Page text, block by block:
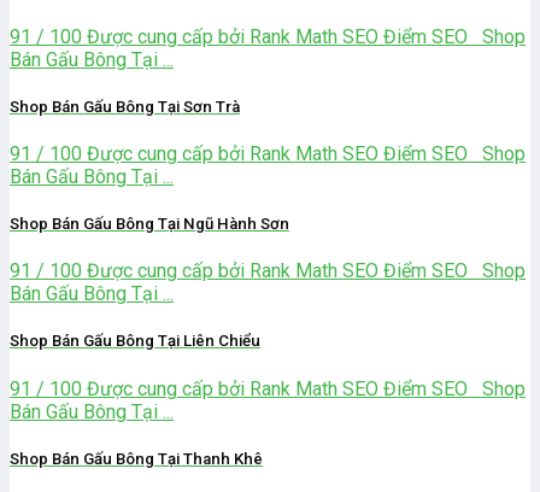
91 / 100 Được cung cấp bởi Rank Math SEO Điểm SEO Shop
Bán Gấu Bông Tại ...
Shop Bán Gấu Bông Tại Sơn Trà
91 / 100 Được cung cấp bởi Rank Math SEO Điểm SEO Shop
Bán Gấu Bông Tại ...
Shop Bán Gấu Bông Tại Ngũ Hành Sơn
91 / 100 Được cung cấp bởi Rank Math SEO Điểm SEO Shop
Bán Gấu Bông Tại ...
Shop Bán Gấu Bông Tại Liên Chiểu
91 / 100 Được cung cấp bởi Rank Math SEO Điểm SEO Shop
Bán Gấu Bông Tại ...
Shop Bán Gấu Bông Tại Thanh Khê